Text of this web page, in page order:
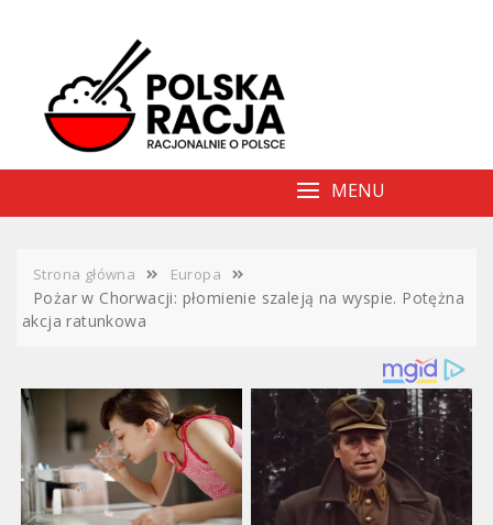
MENU
Strona główna Europa
Pożar w Chorwacji: płomienie szaleją na wyspie. Potężna
akcja ratunkowa